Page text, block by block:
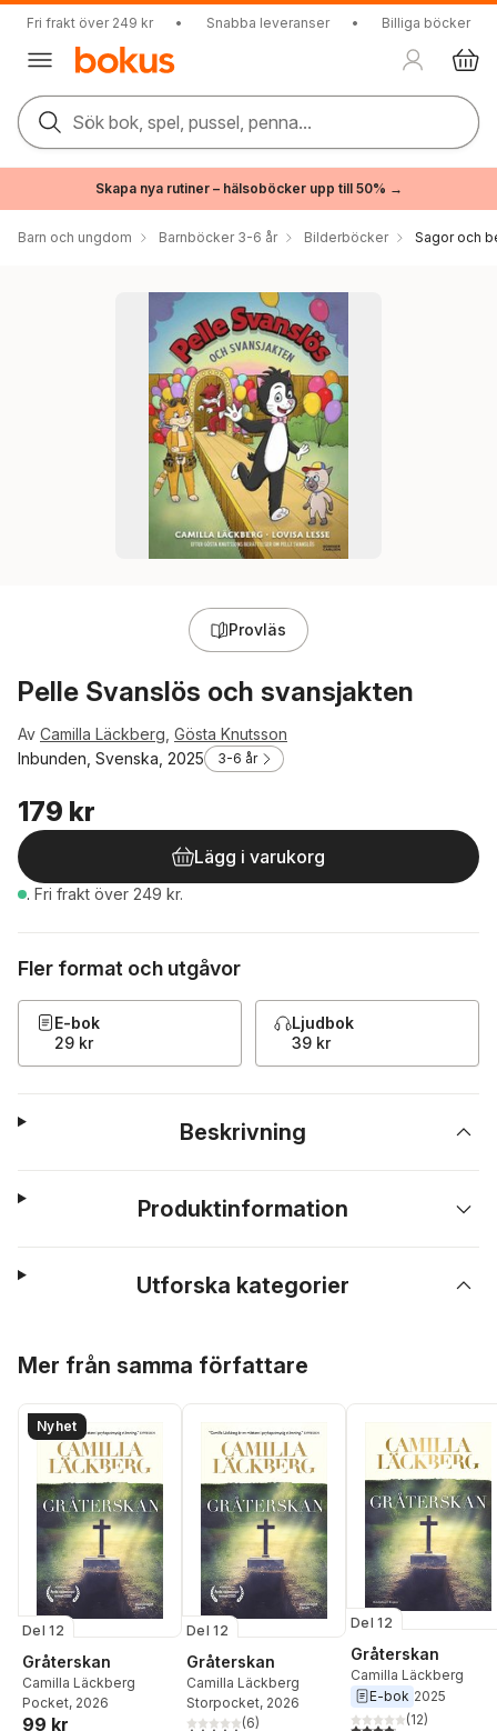
Fri frakt över 249 kr • Snabba leveranser • Billiga böcker
Sök bok, spel, pussel, penna...
Skapa nya rutiner – hälsoböcker upp till 50% →
Barn och ungdom Barnböcker 3-6 år Bilderböcker Sagor och
Provläs
Pelle Svanslös och svansjakten
Av Camilla Läckberg Gösta Knutsson
Inbunden, Svenska, 2025
3-6 år
179 kr
Lägg i varukorg
. Fri frakt över 249 kr.
Fler format och utgåvor
E-bok
29 kr
Ljudbok
39 kr
Beskrivning
Produktinformation
Utforska kategorier
Mer från samma författare
Nyhet
Del 12
Gråterskan
Camilla Läckberg
Pocket, 2026
99 kr
Del 12
Gråterskan
Camilla Läckberg
Storpocket, 2026
(6)
Del 12
Gråterskan
Camilla Läckberg
E-bok 2025
4,1utav 5 stjärnor.
(12)